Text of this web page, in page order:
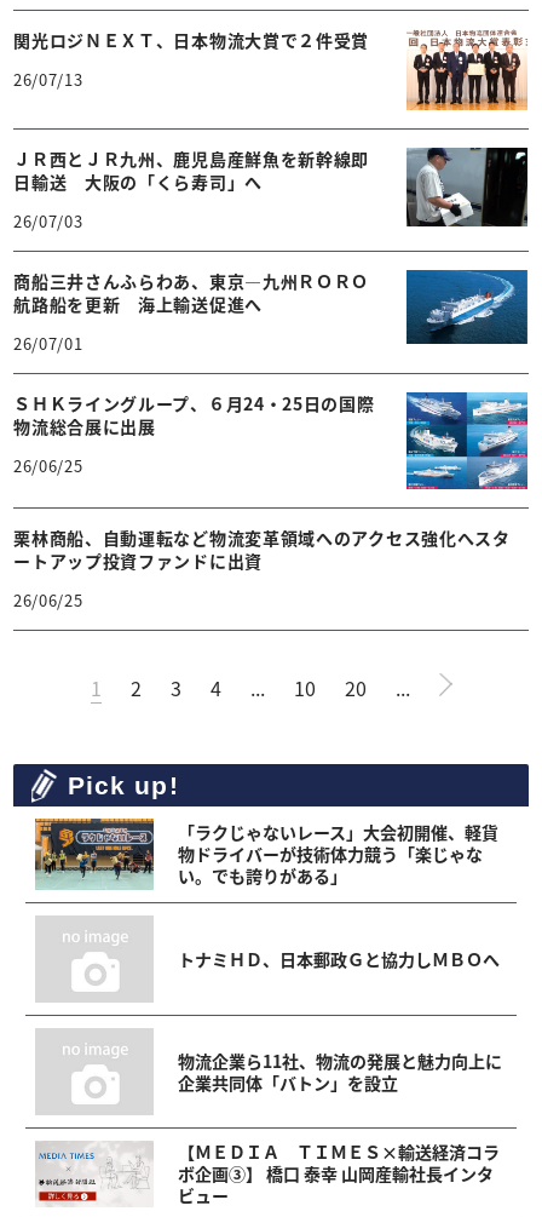
関光ロジＮＥＸＴ、日本物流大賞で２件受賞
26/07/13
ＪＲ西とＪＲ九州、鹿児島産鮮魚を新幹線即
日輸送 大阪の「くら寿司」へ
26/07/03
商船三井さんふらわあ、東京―九州ＲＯＲＯ
航路船を更新 海上輸送促進へ
26/07/01
ＳＨＫライングループ、６月24・25日の国際
物流総合展に出展
26/06/25
栗林商船、自動運転など物流変革領域へのアクセス強化へスタ
ートアップ投資ファンドに出資
26/06/25
1 2 3 4 ... 10 20 ...
Pick up!
「ラクじゃないレース」大会初開催、軽貨
物ドライバーが技術体力競う「楽じゃな
い。でも誇りがある」
トナミＨＤ、日本郵政Ｇと協力しＭＢＯへ
物流企業ら11社、物流の発展と魅力向上に
企業共同体「バトン」を設立
【ＭＥＤＩＡ ＴＩＭＥＳ×輸送経済コラ
ボ企画③】 橋口 泰幸 山岡産輸社長インタ
ビュー